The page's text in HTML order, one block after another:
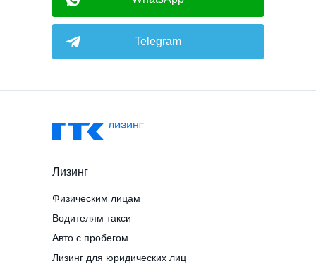
Telegram
Лизинг
Водителям такси
Физическим лицам
Авто с пробегом
Лизинг для юридических лиц